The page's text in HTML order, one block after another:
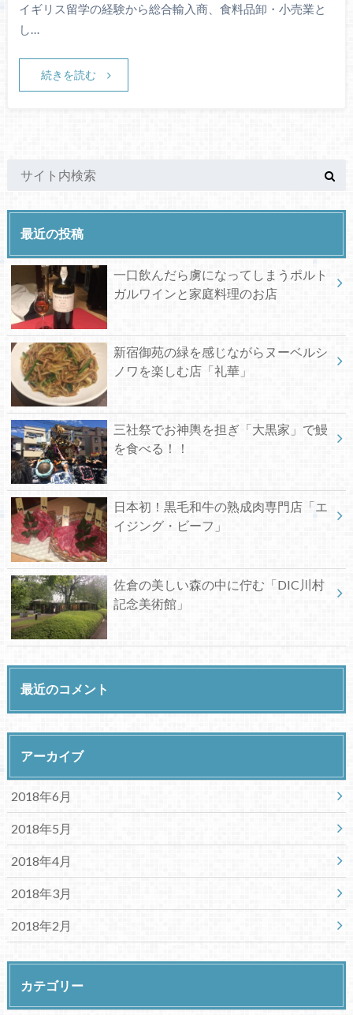
イギリス留学の経験から総合輸入商、食料品卸・小売業と
し…
続きを読む
最近の投稿
一口飲んだら虜になってしまうポルト
ガルワインと家庭料理のお店
新宿御苑の緑を感じながらヌーベルシ
ノワを楽しむ店「礼華」
三社祭でお神輿を担ぎ「大黒家」で鰻
を食べる！！
日本初！黒毛和牛の熟成肉専門店「エ
イジング・ビーフ」
佐倉の美しい森の中に佇む「DIC川村
記念美術館」
最近のコメント
アーカイブ
2018年6月
2018年5月
2018年4月
2018年3月
2018年2月
カテゴリー